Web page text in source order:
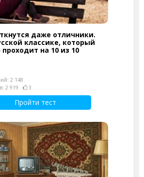
даже отличники.
классике, который
на 10 из 10
2 148
2 919
3
Пройти тест